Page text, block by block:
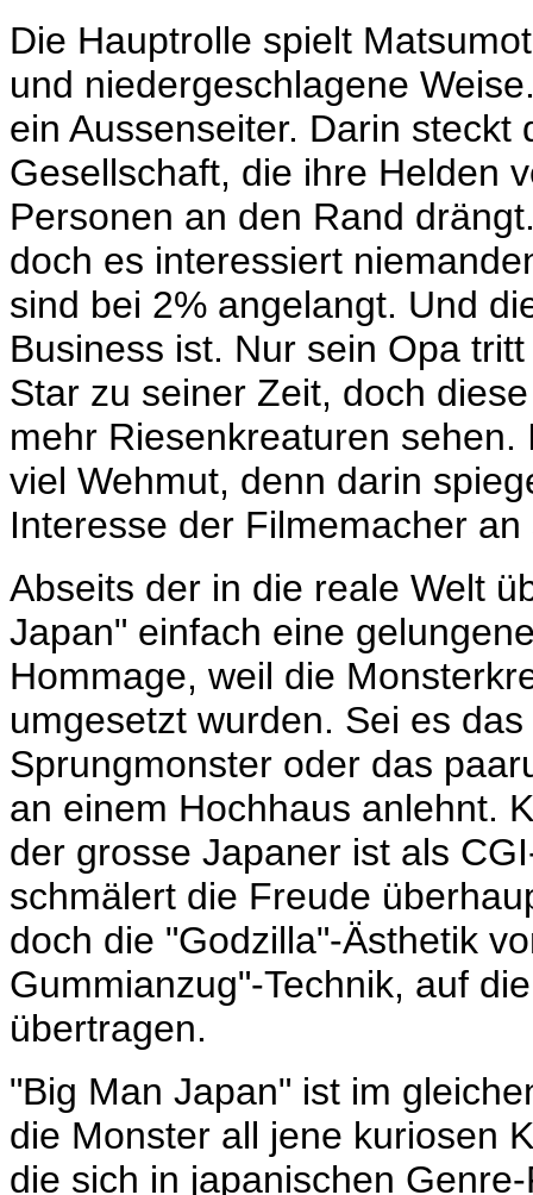
Die Hauptrolle spielt
und niedergeschlagene
ein Aussenseiter. Darin
Gesellschaft, die ihre Helden
Personen an den Rand
doch es interessiert
sind bei 2% angelangt. Und
Business ist. Nur sein Opa
Star zu seiner Zeit, doch
mehr Riesenkreaturen
viel Wehmut, denn darin
Interesse der Filmemacher
Abseits der in die reale Welt
Japan" einfach eine
Hommage, weil die
umgesetzt wurden. Sei es
Sprungmonster oder das
an einem Hochhaus anlehnt.
der grosse Japaner ist als
schmälert die Freude
doch die "Godzilla"-Ästhetik
Gummianzug"-Technik, auf
übertragen.
"Big Man Japan" ist im
die Monster all jene kuriosen
die sich in japanischen